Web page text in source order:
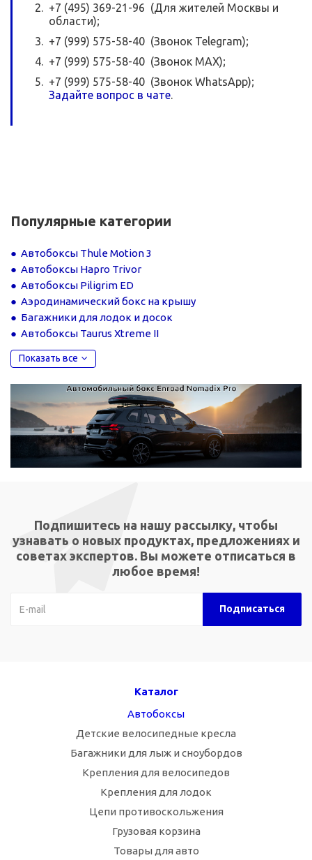
+7 (495) 369-21-96 (Для жителей Москвы и
области);
+7 (999) 575-58-40 (Звонок Telegram);
+7 (999) 575-58-40 (Звонок MAX);
+7 (999) 575-58-40 (Звонок WhatsApp);
Задайте вопрос в чате.
Популярные категории
Автобоксы Thule Motion 3
Автобоксы Hapro Trivor
Автобоксы Piligrim ED
Аэродинамический бокс на крышу
Багажники для лодок и досок
Автобоксы Taurus Xtreme II
Показать все
Подпишитесь на нашу рассылку, чтобы
узнавать о новых продуктах, предложениях и
советах экспертов. Вы можете отписаться в
любое время!
Каталог
Автобоксы
Детские велосипедные кресла
Багажники для лыж и сноубордов
Крепления для велосипедов
Крепления для лодок
Цепи противоскольжения
Грузовая корзина
Товары для авто